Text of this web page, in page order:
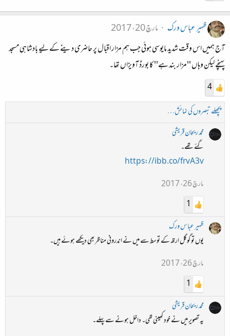
ظہیر عباس ورک
مارچ 20، 2017
آج ہمیں اس وقت شدید مایوسی ہوئی جب ہم مزار اقبال پر حاضری دینے کے لیے بادشاہی مسجد
پہنچے لیکن وہاں ''مزار بند ہے'' کا بورڈ آویزاں تھا۔
4
پچھلے تبصروں کی نمائش…
محمد ریحان قریشی
گئے تھے۔
https://ibb.co/frvA3v
مارچ 26، 2017
1
ظہیر عباس ورک
یوں تو گوگل ارتھ کے توسط سے میں نے اندرونی مناظر بھی دیکھے ہوئے ہیں۔
مارچ 26، 2017
1
محمد ریحان قریشی
یہ تصویر میں نے خود کھینی تھی۔ داخل ہونے سے پہلے۔